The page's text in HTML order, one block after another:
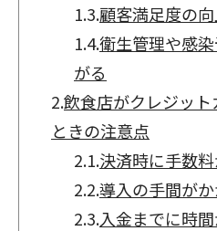
1.3.顧客満足度の
1.4.衛生管理や感
がる
2.飲食店がクレジッ
ときの注意点
2.1.決済時に手数
2.2.導入の手間がか
2.3.入金までに時